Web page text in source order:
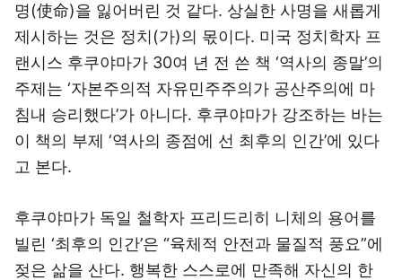
명(使命)을 잃어버린 것 같다. 상실한 사명을 새롭게
제시하는 것은 정치(가)의 몫이다. 미국 정치학자 프
랜시스 후쿠야마가 30여 년 전 쓴 책 ‘역사의 종말’의
주제는 ‘자본주의적 자유민주주의가 공산주의에 마
침내 승리했다’가 아니다. 후쿠야마가 강조하는 바는
이 책의 부제 ‘역사의 종점에 선 최후의 인간’에 있다
고 본다.
후쿠야마가 독일 철학자 프리드리히 니체의 용어를
빌린 ‘최후의 인간’은 “육체적 안전과 물질적 풍요”에
젖은 삶을 산다. 행복한 스스로에 만족해 자신의 한